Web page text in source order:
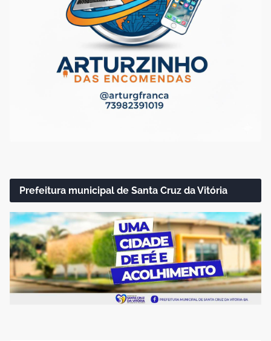
Prefeitura municipal de Santa Cruz da Vitória